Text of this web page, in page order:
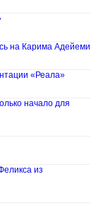
на Карима Адейеми
«Реала»
начало для
из